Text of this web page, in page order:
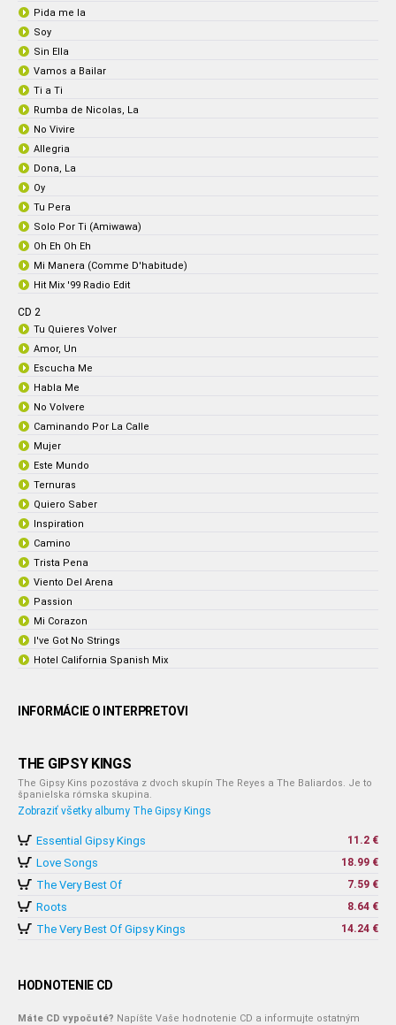
Pida me la
Soy
Sin Ella
Vamos a Bailar
Ti a Ti
Rumba de Nicolas, La
No Vivire
Allegria
Dona, La
Oy
Tu Pera
Solo Por Ti (Amiwawa)
Oh Eh Oh Eh
Mi Manera (Comme D'habitude)
Hit Mix '99 Radio Edit
CD 2
Tu Quieres Volver
Amor, Un
Escucha Me
Habla Me
No Volvere
Caminando Por La Calle
Mujer
Este Mundo
Ternuras
Quiero Saber
Inspiration
Camino
Trista Pena
Viento Del Arena
Passion
Mi Corazon
I've Got No Strings
Hotel California Spanish Mix
INFORMÁCIE O INTERPRETOVI
THE GIPSY KINGS
The Gipsy Kins pozostáva z dvoch skupín The Reyes a The Baliardos. Je to
španielska rómska skupina.
Zobraziť všetky albumy The Gipsy Kings
Essential Gipsy Kings 11.2 €
Love Songs 18.99 €
The Very Best Of 7.59 €
Roots 8.64 €
The Very Best Of Gipsy Kings 14.24 €
HODNOTENIE CD
Máte CD vypočuté? Napíšte Vaše hodnotenie CD a informujte ostatným